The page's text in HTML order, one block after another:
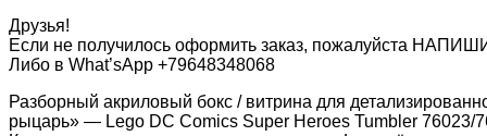
Друзья!
Если не получилось оформить заказ, пожалуйста
Либо в What’sApp +79648348068
Разборный акриловый бокс / витрина для
рыцарь» — Lego DC Comics Super Heroes Tumbler 76023/